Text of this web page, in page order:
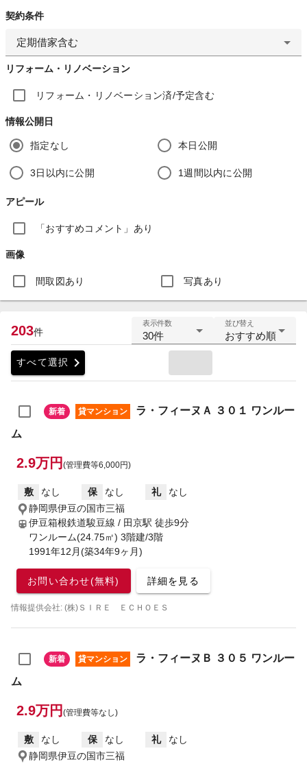
契約条件
定期借家含む
リフォーム・リノベーション
リフォーム・リノベーション済/予定含む
情報公開日
指定なし 本日公開
3日以内に公開 1週間以内に公開
アピール
「おすすめコメント」あり
画像
間取図あり 写真あり
203件
表示件数
30件
並び替え
おすすめ順
すべて選択 chevron_right
新着 貸マンション
ラ・フィーヌＡ ３０１ ワンルー
ム
2.9万円 (管理費等6,000円)
敷 なし 保 なし 礼
なし
静岡県伊豆の国市三福
伊豆箱根鉄道駿豆線 / 田京駅 徒歩9分
ワンルーム(24.75㎡) 3階建/3階
1991年12月(築34年9ヶ月)
お問い合わせ(無料) 詳細を見る
情報提供会社: (株)ＳＩＲＥ ＥＣＨＯＥＳ
新着 貸マンション
ラ・フィーヌＢ ３０５ ワンルー
ム
2.9万円 (管理費等なし)
敷 なし 保 なし 礼
なし
静岡県伊豆の国市三福